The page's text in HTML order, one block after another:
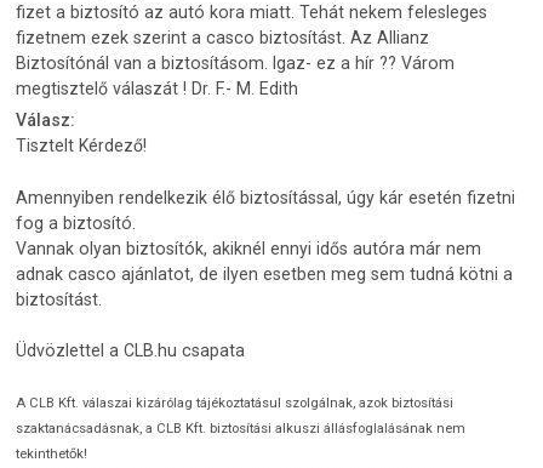
fizet a biztosító az autó kora miatt. Tehát nekem felesleges
fizetnem ezek szerint a casco biztosítást. Az Allianz
Biztosítónál van a biztosításom. Igaz- ez a hír ?? Várom
megtisztelő válaszát ! Dr. F.- M. Edith
Válasz:
Tisztelt Kérdező!
Amennyiben rendelkezik élő biztosítással, úgy kár esetén fizetni
fog a biztosító.
Vannak olyan biztosítók, akiknél ennyi idős autóra már nem
adnak casco ajánlatot, de ilyen esetben meg sem tudná kötni a
biztosítást.
Üdvözlettel a CLB.hu csapata
A CLB Kft. válaszai kizárólag tájékoztatásul szolgálnak, azok biztosítási
szaktanácsadásnak, a CLB Kft. biztosítási alkuszi állásfoglalásának nem
tekinthetők!